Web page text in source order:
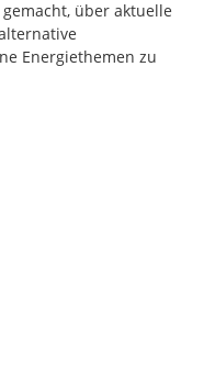
über aktuelle
Energiethemen zu